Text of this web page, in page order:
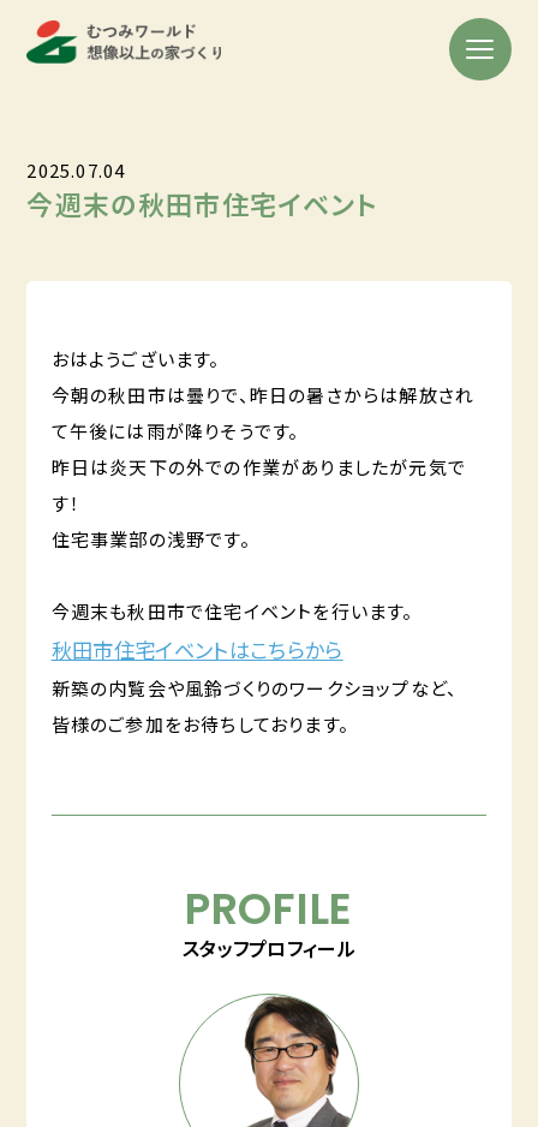
2025.07.04
今週末の秋田市住宅イベント
おはようございます。
今朝の秋田市は曇りで、昨日の暑さからは解放され
て午後には雨が降りそうです。
昨日は炎天下の外での作業がありましたが元気で
す！
住宅事業部の浅野です。
今週末も秋田市で住宅イベントを行います。
秋田市住宅イベントはこちらから
新築の内覧会や風鈴づくりのワークショップなど、
皆様のご参加をお待ちしております。
PROFILE
スタッフプロフィール